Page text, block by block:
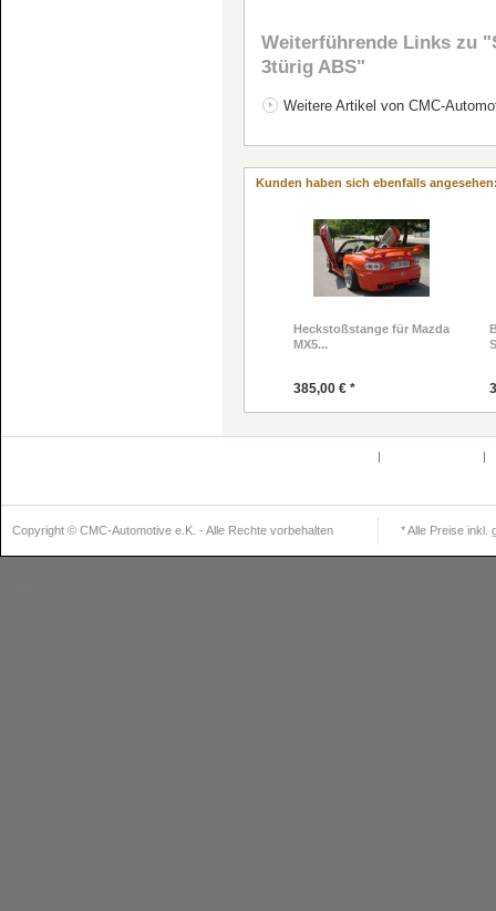
Weiterführende Links zu
3türig ABS"
Weitere Artikel von CMC-
Kunden haben sich ebenfalls
Heckstoßstange für Mazda
MX5...
385,00 € *
| |
Copyright © CMC-Automotive e.K. - Alle Rechte vorbehalten * Alle Preise